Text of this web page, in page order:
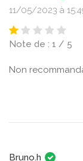
11/05/2023 à
Note de : 1 / 5
Non
Bruno.h